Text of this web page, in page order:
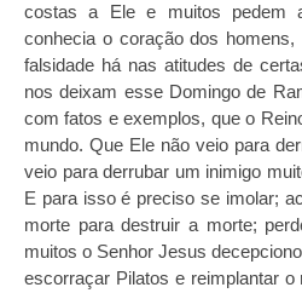
costas a Ele e muitos pedem
conhecia o coração dos
falsidade há nas atitudes de
nos deixam esse Domingo de
com fatos e exemplos, que o
mundo. Que Ele não veio para
veio para derrubar um inimigo
E para isso é preciso se imolar;
morte para destruir a morte;
muitos o Senhor Jesus
escorraçar Pilatos e reimplantar